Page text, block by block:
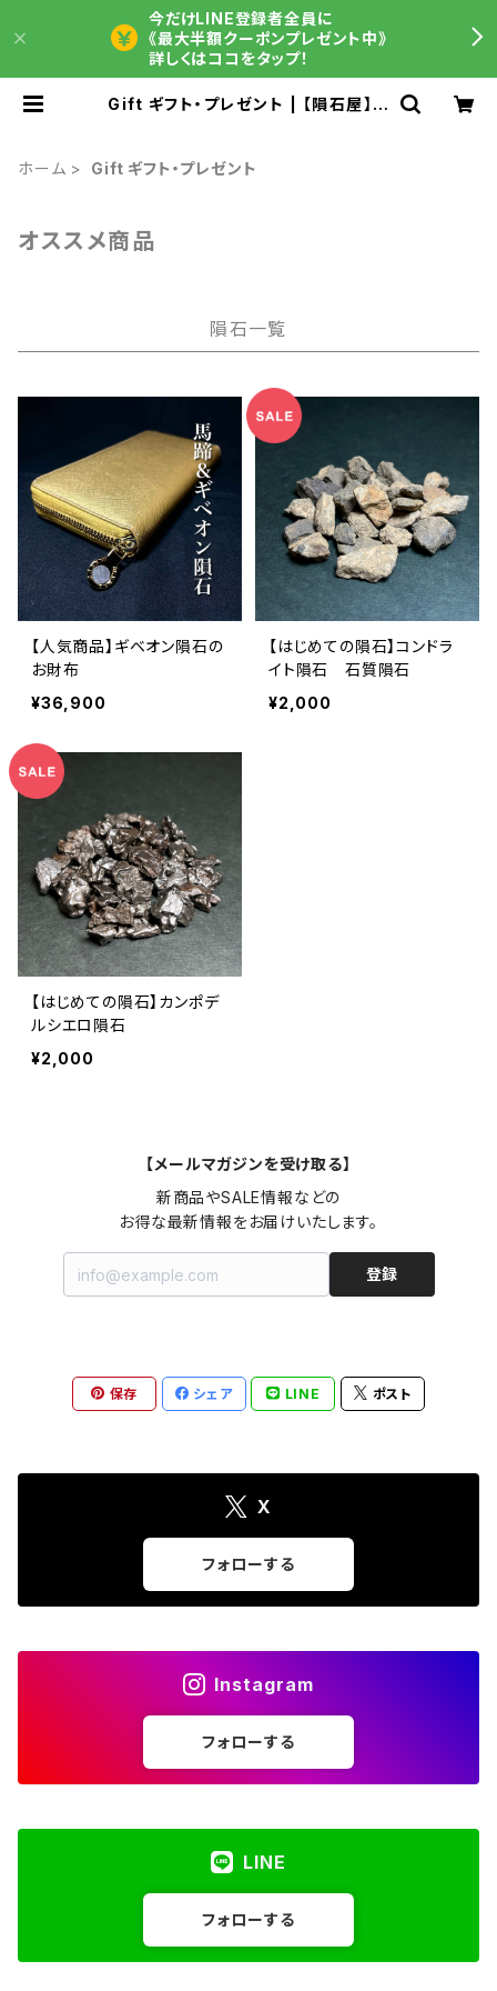
今だけLINE登録者全員に
《最大半額クーポンプレゼント中》
詳しくはココをタップ！
Gift ギフト・プレゼント | 【隕石屋】M
ホーム Gift ギフト・プレゼント
オススメ商品
隕石一覧
【人気商品】ギベオン隕石の
お財布
¥36,900
【はじめての隕石】コンドラ
イト隕石 石質隕石
¥2,000
【はじめての隕石】カンポデ
ルシエロ隕石
¥2,000
【メールマガジンを受け取る】
新商品やSALE情報などの
お得な最新情報をお届けいたします。
登録
保存 シェア LINE ポスト
X
フォローする
Instagram
フォローする
LINE
フォローする